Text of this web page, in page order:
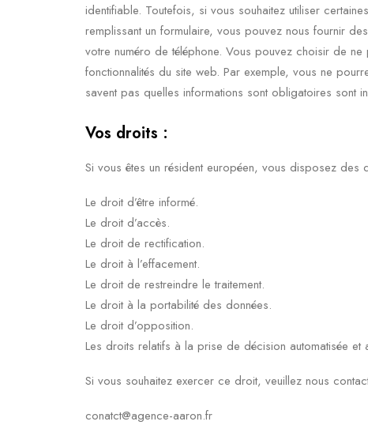
identifiable. Toutefois, si vous souhaitez utiliser
remplissant un formulaire, vous pouvez nous fournir
votre numéro de téléphone. Vous pouvez choisir de
fonctionnalités du site web. Par exemple, vous ne
savent pas quelles informations sont obligatoires sont
Vos droits :
Si vous êtes un résident européen, vous disposez des
Le droit d’être informé.
Le droit d’accès.
Le droit de rectification.
Le droit à l’effacement.
Le droit de restreindre le traitement.
Le droit à la portabilité des données.
Le droit d’opposition.
Les droits relatifs à la prise de décision automatisée et
Si vous souhaitez exercer ce droit, veuillez nous
conatct@agence-aaron.fr